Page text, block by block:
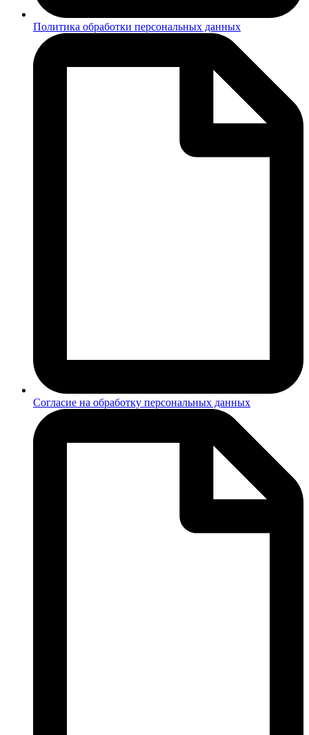
Политика обработки персональных данных
Согласие на обработку персональных данных